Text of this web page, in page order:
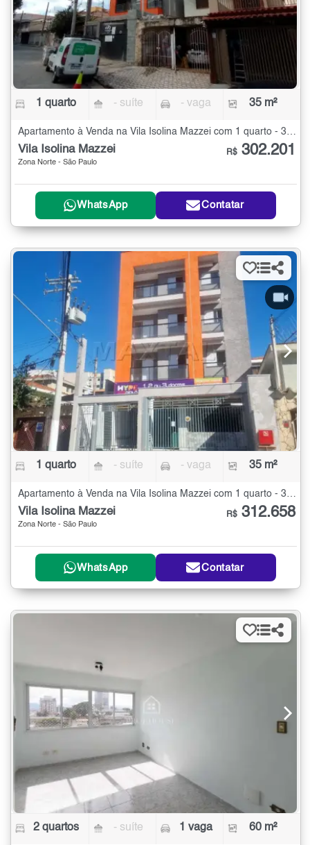
1 quarto - suíte - vaga 35 m²
Vila Isolina Mazzei
Zona Norte - São Paulo
R$ 302.201
WhatsApp Contatar
1 quarto - suíte - vaga 35 m²
Apartamento à Venda na Vila Isolina Mazzei com 1 quarto - 35 m²
Vila Isolina Mazzei
Zona Norte - São Paulo
R$ 312.658
WhatsApp Contatar
2 quartos - suíte 1 vaga 60 m²